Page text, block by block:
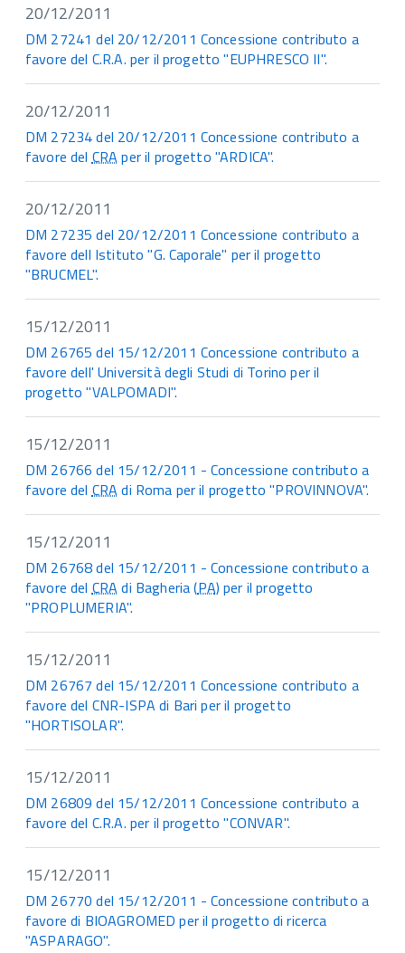
20/12/2011
DM 27241 del 20/12/2011 Concessione contributo a
favore del C.R.A. per il progetto "EUPHRESCO II".
20/12/2011
DM 27234 del 20/12/2011 Concessione contributo a
favore delCRA per il progetto "ARDICA".
20/12/2011
DM 27235 del 20/12/2011 Concessione contributo a
favore dell Istituto "G. Caporale" per il progetto
"BRUCMEL".
15/12/2011
DM 26765 del 15/12/2011 Concessione contributo a
favore dell' Università degli Studi di Torino per il
progetto "VALPOMADI".
15/12/2011
DM 26766 del 15/12/2011 - Concessione contributo a
favore delCRA di Roma per il progetto "PROVINNOVA".
15/12/2011
DM 26768 del 15/12/2011 - Concessione contributo a
favore delCRA di Bagheria (PA) per il progetto
"PROPLUMERIA".
15/12/2011
DM 26767 del 15/12/2011 Concessione contributo a
favore del CNR-ISPA di Bari per il progetto
"HORTISOLAR".
15/12/2011
DM 26809 del 15/12/2011 Concessione contributo a
favore del C.R.A. per il progetto "CONVAR".
15/12/2011
DM 26770 del 15/12/2011 - Concessione contributo a
favore di BIOAGROMED per il progetto di ricerca
"ASPARAGO".